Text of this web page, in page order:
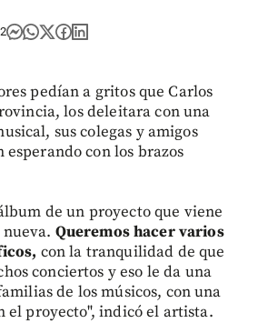
pedían a gritos que Carlos
los deleitara con una
sus colegas y amigos
con los brazos
de un proyecto que viene
Queremos hacer varios
con la tranquilidad de que
conciertos y eso le da una
de los músicos, con una
el proyecto", indicó el artista.